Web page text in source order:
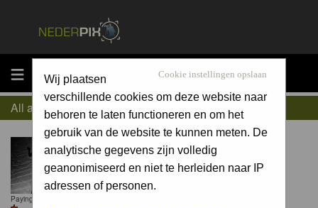
MENU Cookie instellingen opslaan
Wij plaatsen
verschillende cookies om deze website naar
behoren te laten functioneren en om het
gebruik van de website te kunnen meten. De
analytische gegevens zijn volledig
geanonimiseerd en niet te herleiden naar IP
adressen of personen.
All about Pieter LJ
Paying member till 15 May 2027